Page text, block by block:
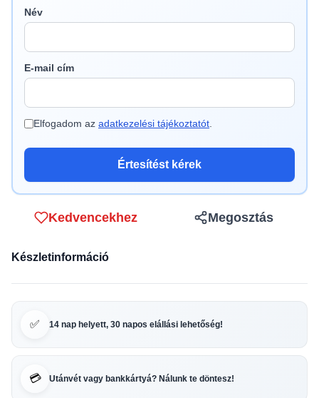
Név
E-mail cím
Elfogadom az adatkezelési tájékoztatót
Értesítést kérek
Kedvencekhez Megosztás
Készletinformáció
✅ 14 nap helyett, 30 napos elállási lehetőség!
💳 Utánvét vagy bankkártyá? Nálunk te döntesz!